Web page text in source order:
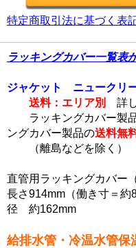
特定商取引法に基づく表
ラッキングカバー一覧表
ジャケット ニュークリ
送料：エリア別
詳
ラッキングカバー製
ングカバー製品の送料無
（離島などを除く）
直管用ラッキングカバー
長さ914mm（働き寸＝
径 約162mm
給排水管・冷温水管保